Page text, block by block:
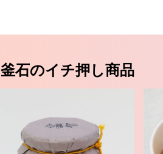
釜石のイチ押し商品